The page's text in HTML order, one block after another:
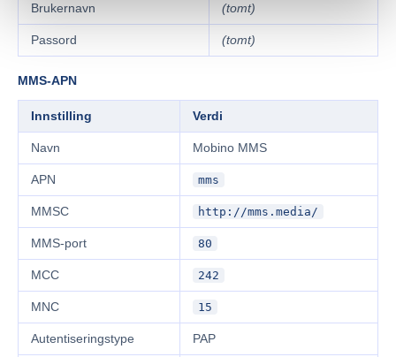
Brukernavn (tomt)
Passord (tomt)
MMS-APN
Innstilling Verdi
Navn Mobino MMS
APN mms
MMSC http://mms.media/
MMS-port 80
MCC 242
MNC 15
Autentiseringstype PAP